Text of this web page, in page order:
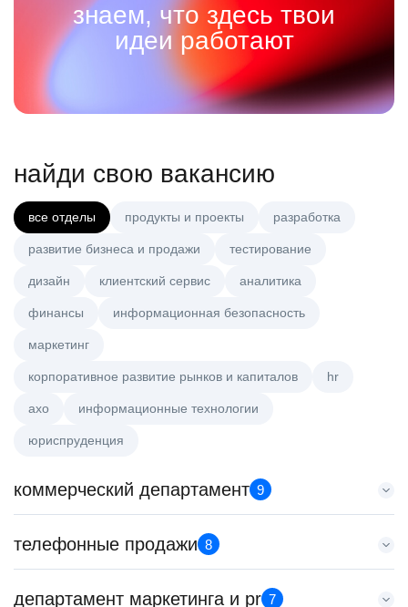
знаем, что здесь твои
идеи работают
найди свою вакансию
все отделы продукты и проекты разработка
развитие бизнеса и продажи тестирование
дизайн клиентский сервис аналитика
финансы информационная безопасность
маркетинг
корпоративное развитие рынков и капиталов hr
axo информационные технологии
юриспруденция
коммерческий департамент 9
Key Account Manager (EdTech)
HeadHunter::Коммерческий департамент
150000 ₽
телефонные продажи 8
департамент маркетинга и pr 7